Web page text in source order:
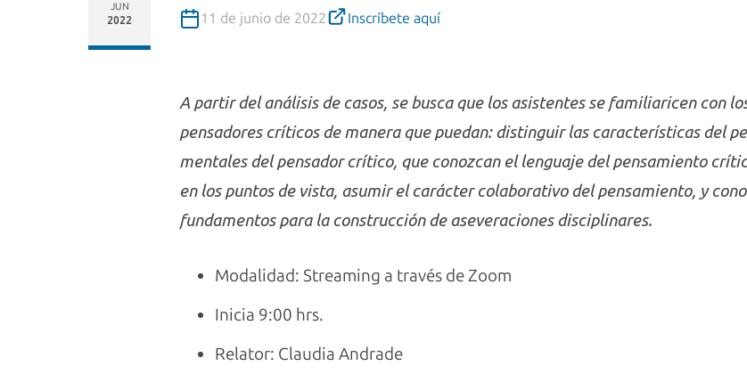
11 de junio de 2022 Inscríbete aquí
JUN
2022
A partir del análisis de casos, se busca que los asistentes se familiaricen con
pensadores críticos de manera que puedan: distinguir las características del
mentales del pensador crítico, que conozcan el lenguaje del pensamiento
en los puntos de vista, asumir el carácter colaborativo del pensamiento, y
fundamentos para la construcción de aseveraciones disciplinares.
Modalidad: Streaming a través de Zoom
Inicia 9:00 hrs.
Relator: Claudia Andrade